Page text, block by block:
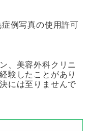
例写真の使用許可
、美容外科クリニ
験したことがあり
には至りませんで